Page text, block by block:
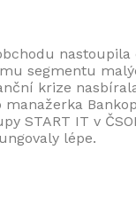
segmentu
krize
manažerka
START IT v
lépe.​